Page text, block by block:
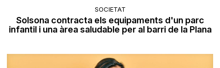
SOCIETAT
Solsona contracta els equipaments d'un parc
infantil i una àrea saludable per al barri de la Plana